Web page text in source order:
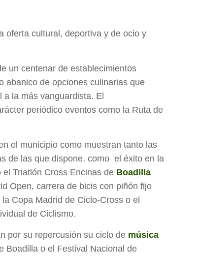
oferta cultural, deportiva y de ocio y
un centenar de establecimientos
abanico de opciones culinarias que
la más vanguardista. El
periódico eventos como la Ruta de
el municipio como muestran tanto las
de las que dispone, como el éxito en la
Triatlón Cross Encinas de Boadilla
Open, carrera de bicis con piñón fijo
Copa Madrid de Ciclo-Cross o el
de Ciclismo.
por su repercusión su ciclo de música
Boadilla o el Festival Nacional de